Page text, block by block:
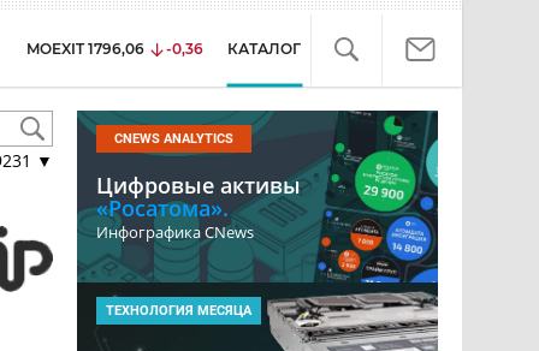
MOEXIT 1796,06 -0,36 КАТАЛОГ
▼
CNEWS ANALYTICS
Цифровые активы
«Росатома».
Инфографика CNews
ТЕХНОЛОГИЯ МЕСЯЦА